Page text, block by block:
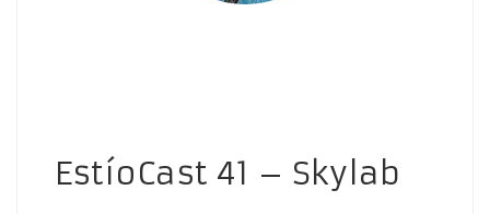
EstíoCast 41 – Skylab